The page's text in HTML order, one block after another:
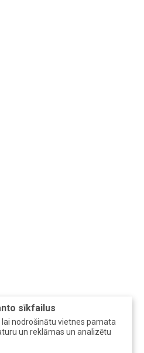
sīkfailus
nodrošinātu vietnes pamata
un reklāmas un analizētu